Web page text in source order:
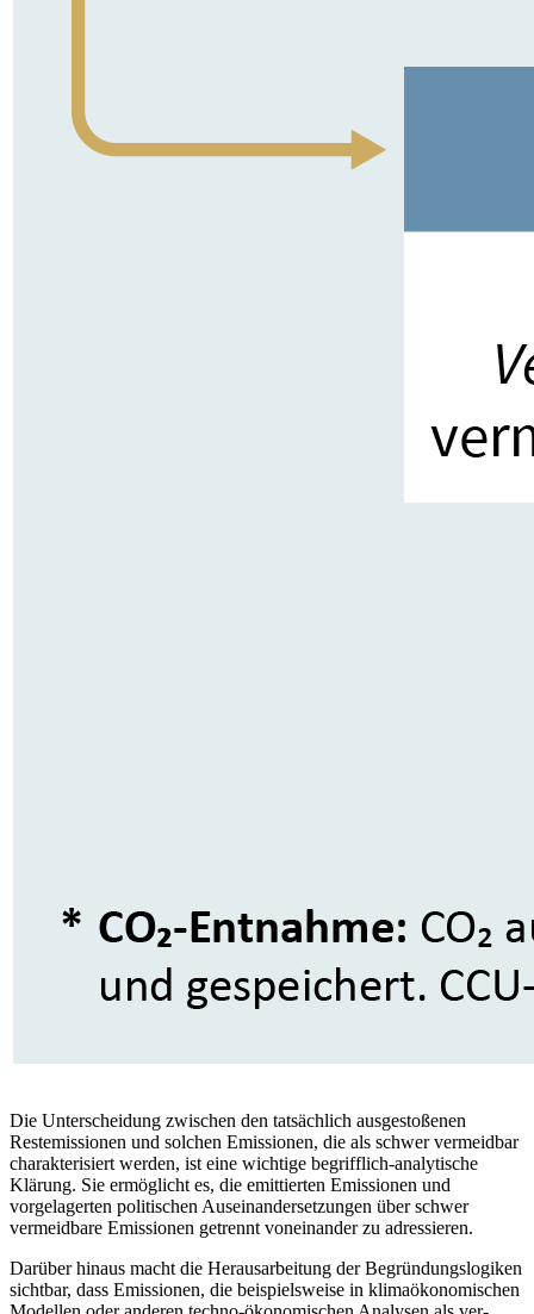
Die Unterscheidung zwischen den tatsächlich ausgestoßenen
Restemissionen und solchen Emissionen, die als schwer ver­meidbar
charakterisiert werden, ist eine wichtige begrifflich-analytische
Klärung. Sie ermöglicht es, die emittierten Emissionen und
vorgelagerten politischen Aus­einandersetzungen über schwer
vermeid­bare Emissionen getrennt voneinander zu adressieren.
Darüber hinaus macht die Herausarbeitung der Begründungslogiken
sichtbar, dass Emissionen, die beispielsweise in klimaökonomischen